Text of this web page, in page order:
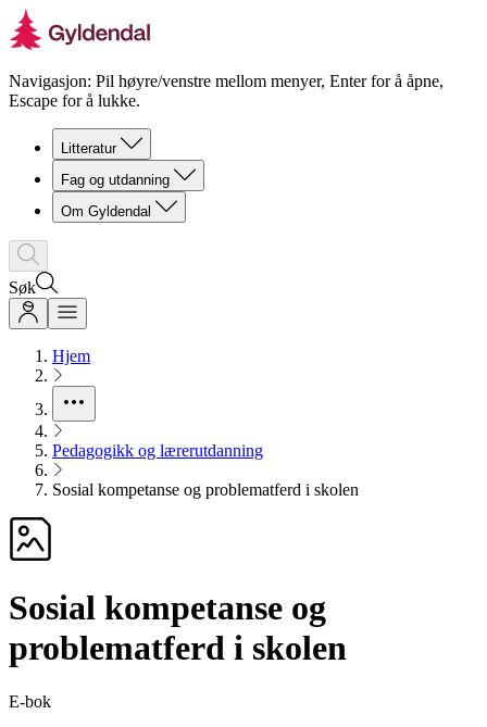
Navigasjon: Pil høyre/venstre mellom menyer, Enter for å åpne,
Escape for å lukke.
Litteratur
Fag og utdanning
Om Gyldendal
Søk
Hjem
Pedagogikk og lærerutdanning
Sosial kompetanse og problematferd i skolen
Sosial kompetanse og
problematferd i skolen
E-bok